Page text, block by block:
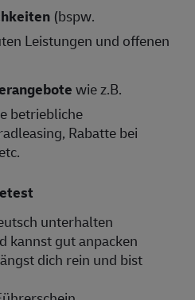
(bspw.
Leistungen und offenen
wie z.B.
betriebliche
Rabatte bei
unterhalten
kannst gut anpacken
dich rein und bist